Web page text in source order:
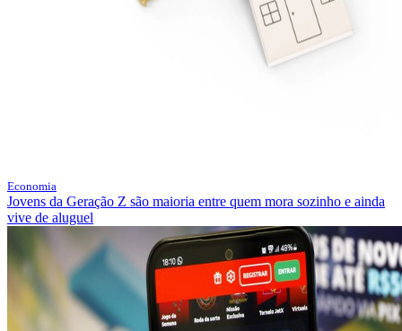
Economia
Jovens da Geração Z são maioria entre quem mora sozinho e ainda
vive de aluguel